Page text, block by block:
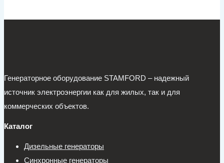
Генераторное оборудование STAMFORD – надежный
источник электроэнергии как для жилых, так и для
коммерческих объектов.
Каталог
Дизельные генераторы
Синхронные генераторы